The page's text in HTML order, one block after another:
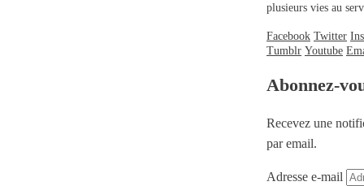
plusieurs vies au
Facebook Twitter
Tumblr Youtube
Abonnez-
Recevez une
par email.
Adresse e-mail